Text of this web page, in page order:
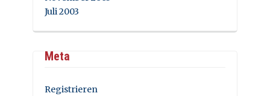
Juli 2003
Meta
Registrieren